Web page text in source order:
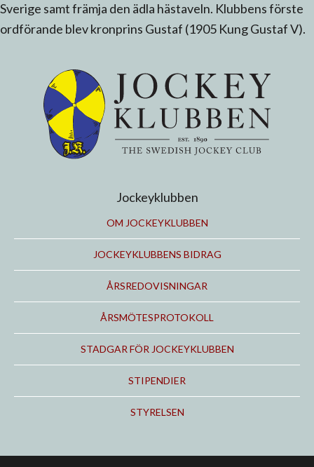
Sverige samt främja den ädla hästaveln. Klubbens förste
ordförande blev kronprins Gustaf (1905 Kung Gustaf V).
Jockeyklubben
OM JOCKEYKLUBBEN
JOCKEYKLUBBENS BIDRAG
ÅRSREDOVISNINGAR
ÅRSMÖTESPROTOKOLL
STADGAR FÖR JOCKEYKLUBBEN
STIPENDIER
STYRELSEN